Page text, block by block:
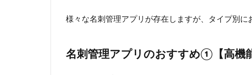
様々な名刺管理アプリが存在しますが、タイプ別に
名刺管理アプリのおすすめ①【高機